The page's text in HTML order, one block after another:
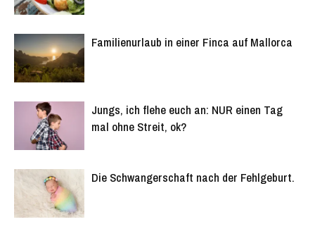
Familienurlaub in einer Finca auf Mallorca
Jungs, ich flehe euch an: NUR einen Tag
mal ohne Streit, ok?
Die Schwangerschaft nach der Fehlgeburt.